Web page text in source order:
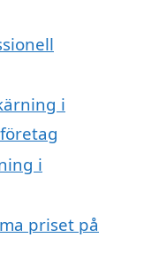
i
i
priset på